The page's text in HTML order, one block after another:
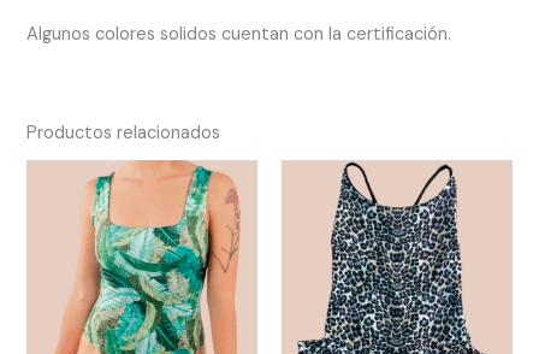
Algunos colores solidos cuentan con la certificación.
Productos relacionados